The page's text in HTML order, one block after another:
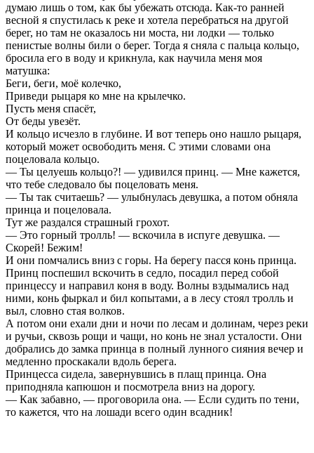
думаю лишь о том, как бы убежать отсюда. Как-то ранней
весной я спустилась к реке и хотела перебраться на другой
берег, но там не оказалось ни моста, ни лодки — только
пенистые волны били о берег. Тогда я сняла с пальца кольцо,
бросила его в воду и крикнула, как научила меня моя
матушка:
Беги, беги, моё колечко,
Приведи рыцаря ко мне на крылечко.
Пусть меня спасёт,
От беды увезёт.
И кольцо исчезло в глубине. И вот теперь оно нашло рыцаря,
который может освободить меня. С этими словами она
поцеловала кольцо.
— Ты целуешь кольцо?! — удивился принц. — Мне кажется,
что тебе следовало бы поцеловать меня.
— Ты так считаешь? — улыбнулась девушка, а потом обняла
принца и поцеловала.
Тут же раздался страшный грохот.
— Это горный тролль! — вскочила в испуге девушка. —
Скорей! Бежим!
И они помчались вниз с горы. На берегу пасся конь принца.
Принц поспешил вскочить в седло, посадил перед собой
принцессу и направил коня в воду. Волны вздымались над
ними, конь фыркал и бил копытами, а в лесу стоял тролль и
выл, словно стая волков.
А потом они ехали дни и ночи по лесам и долинам, через реки
и ручьи, сквозь рощи и чащи, но конь не знал усталости. Они
добрались до замка принца в полный лунного сияния вечер и
медленно проскакали вдоль берега.
Принцесса сидела, завернувшись в плащ принца. Она
приподняла капюшон и посмотрела вниз на дорогу.
— Как забавно, — проговорила она. — Если судить по тени,
то кажется, что на лошади всего один всадник!